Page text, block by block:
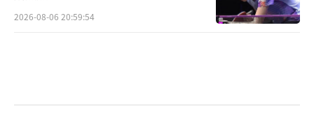
2026-08-06 20:59:54